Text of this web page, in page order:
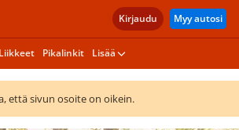
Kirjaudu Myy autosi
Liikkeet Pikalinkit Lisää
että sivun osoite on oikein.